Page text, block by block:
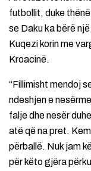
futbollit, duke
se Daku ka bërë
Kuqezi korin me
Kroacinë.
“Fillimisht mendoj
ndeshjen e
falje dhe nesër
atë që na pret.
përballë. Nuk jam
për këto gjëra